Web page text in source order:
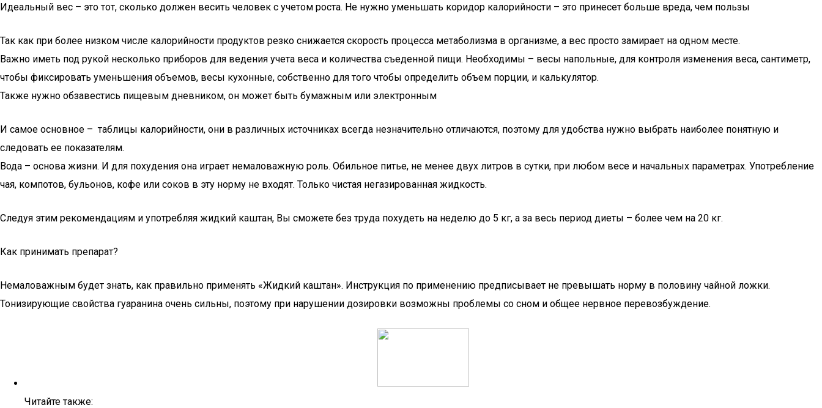
Идеальный вес – это тот, сколько должен весить человек с учетом роста. Не нужно уменьшать коридор калорийности – это принесет больше вреда, чем пользы
Так как при более низком числе калорийности продуктов резко снижается скорость процесса метаболизма в организме, а вес просто замирает на одном месте.
Важно иметь под рукой несколько приборов для ведения учета веса и количества съеденной пищи. Необходимы – весы напольные, для контроля изменения веса, сантиметр,
чтобы фиксировать уменьшения объемов, весы кухонные, собственно для того чтобы определить объем порции, и калькулятор.
Также нужно обзавестись пищевым дневником, он может быть бумажным или электронным
И самое основное – таблицы калорийности, они в различных источниках всегда незначительно отличаются, поэтому для удобства нужно выбрать наиболее понятную и
следовать ее показателям.
Вода – основа жизни. И для похудения она играет немаловажную роль. Обильное питье, не менее двух литров в сутки, при любом весе и начальных параметрах. Употребление
чая, компотов, бульонов, кофе или соков в эту норму не входят. Только чистая негазированная жидкость.
Следуя этим рекомендациям и употребляя жидкий каштан, Вы сможете без труда похудеть на неделю до 5 кг, а за весь период диеты – более чем на 20 кг.
Как принимать препарат?
Немаловажным будет знать, как правильно применять «Жидкий каштан». Инструкция по применению предписывает не превышать норму в половину чайной ложки.
Тонизирующие свойства гуаранина очень сильны, поэтому при нарушении дозировки возможны проблемы со сном и общее нервное перевозбуждение.
Читайте также: